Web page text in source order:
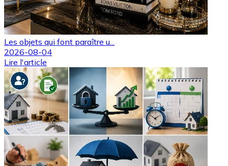
Les objets qui font paraître u...
2026-08-04
Lire l'article